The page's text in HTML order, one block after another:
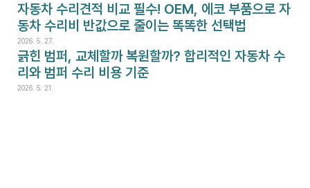
자동차 수리견적 비교 필수! OEM, 에코 부품으로 자
동차 수리비 반값으로 줄이는 똑똑한 선택법
2026. 5. 27.
긁힌 범퍼, 교체할까 복원할까? 합리적인 자동차 수
리와 범퍼 수리 비용 기준
2026. 5. 21.